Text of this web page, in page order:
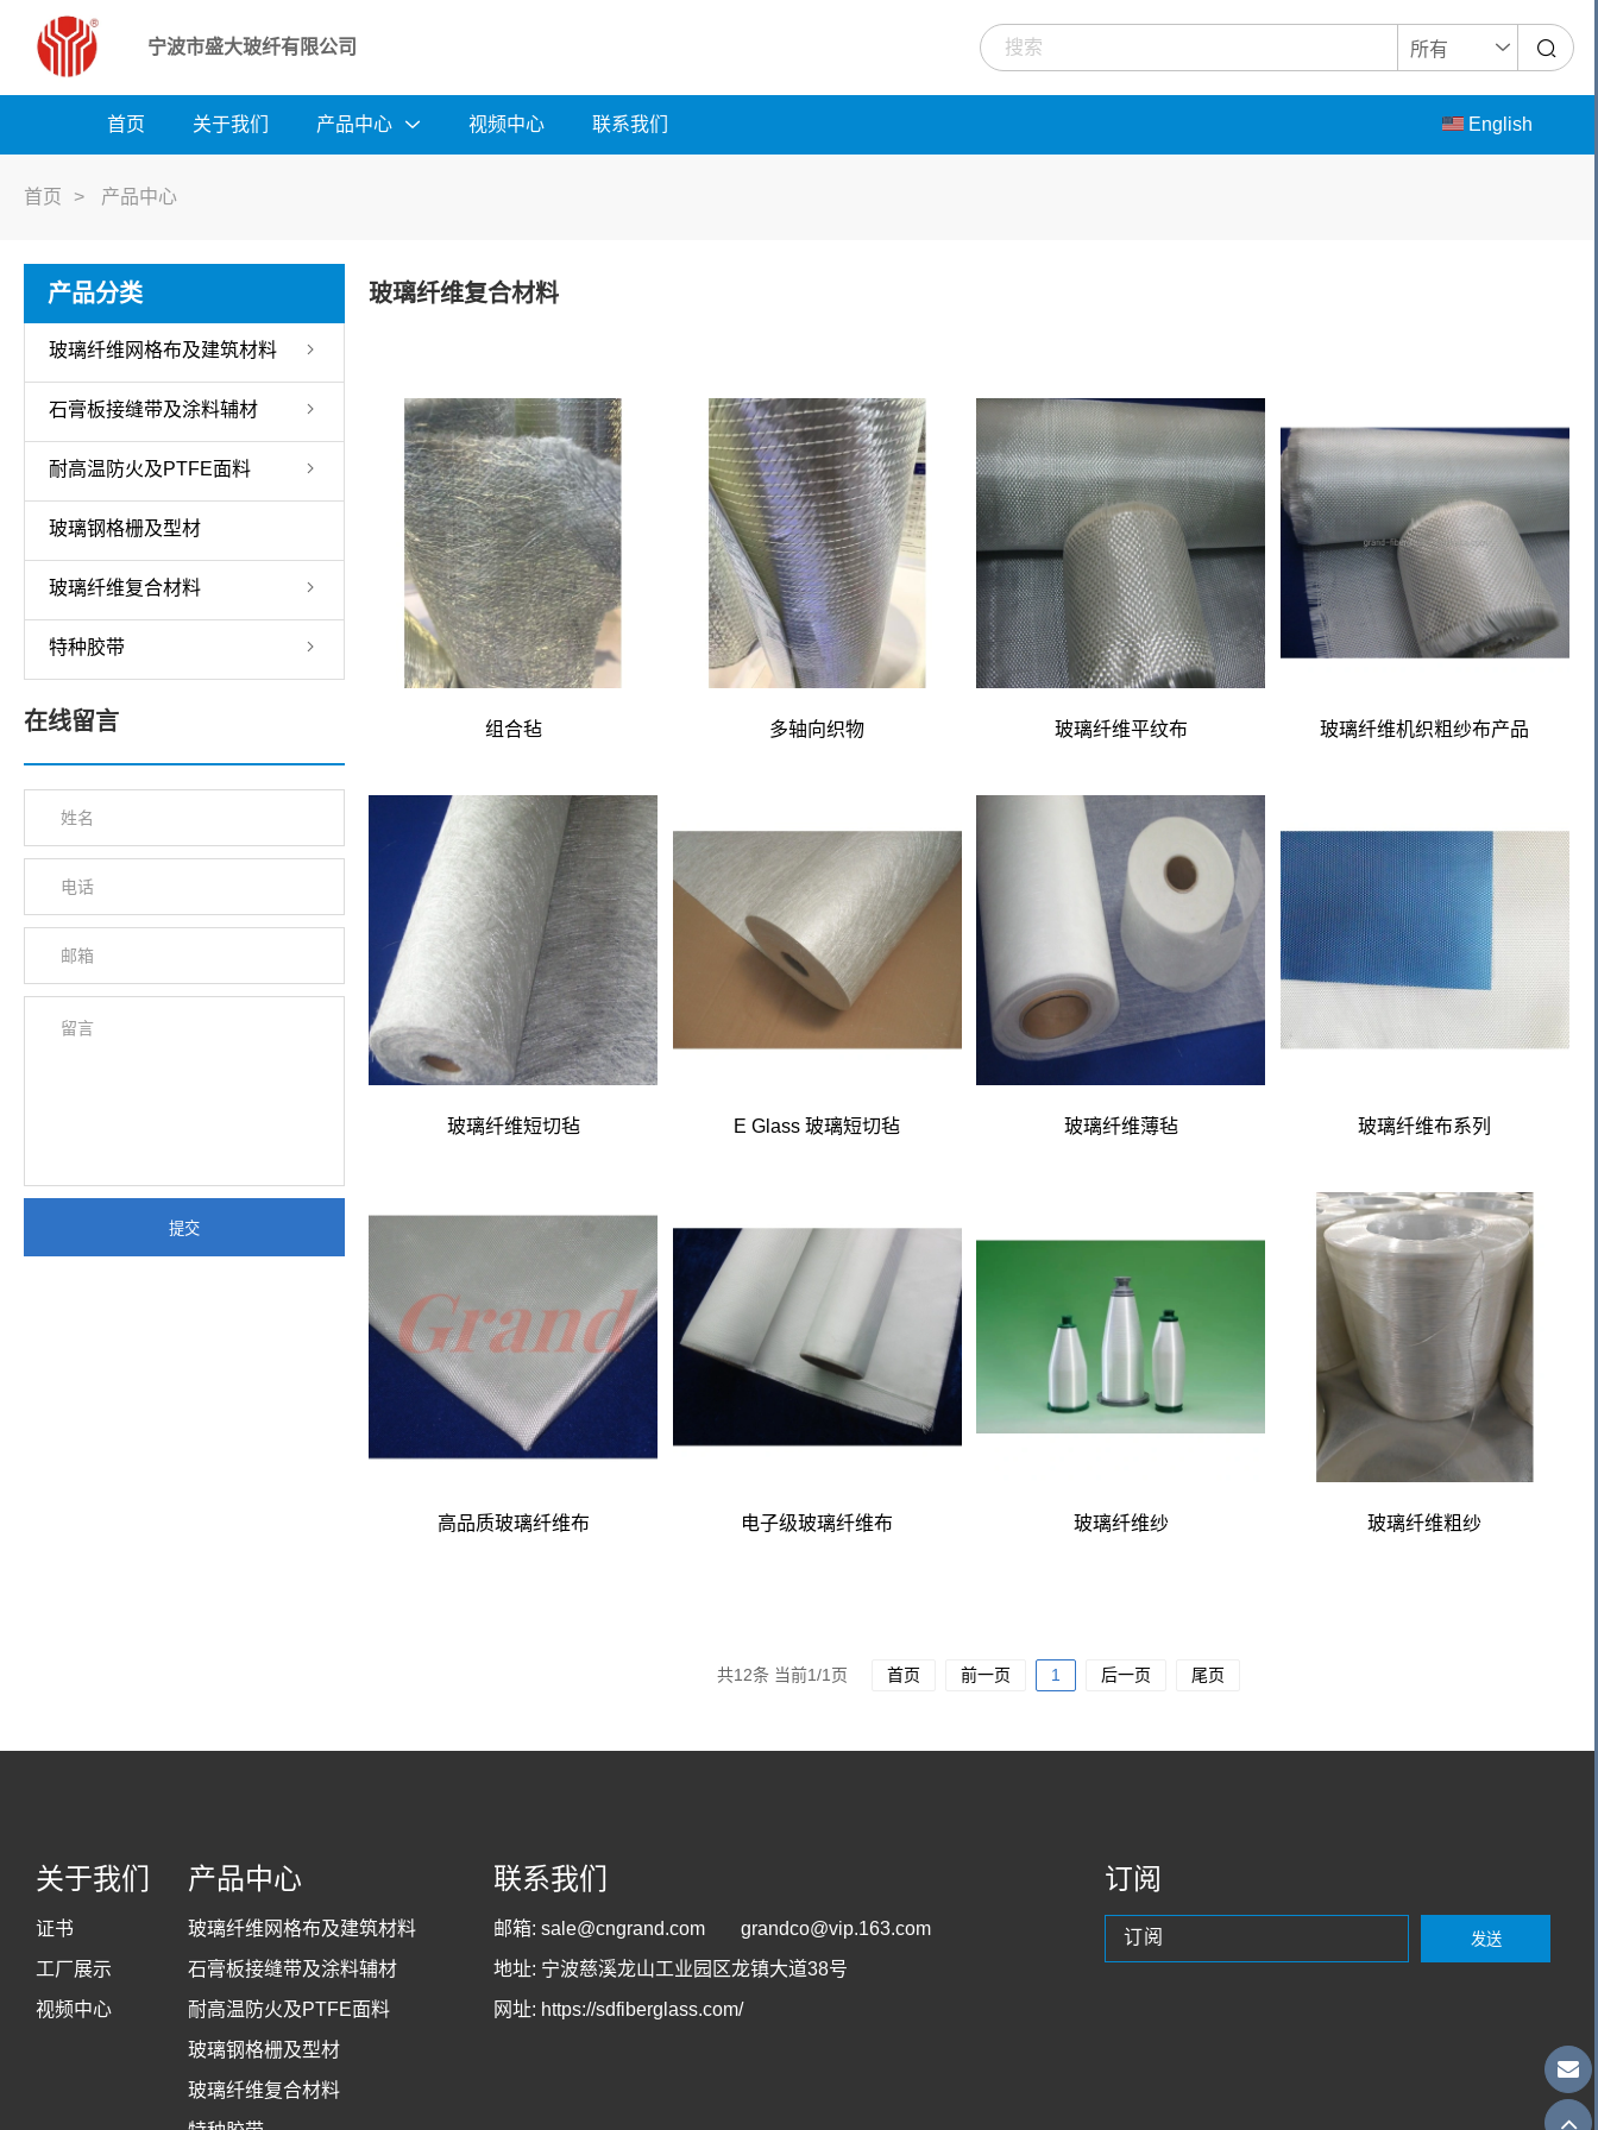
宁波市盛大玻纤有限公司
首页 关于我们 产品中心 视频中心 联系我们 English
首页 > 产品中心
产品分类
玻璃纤维网格布及建筑材料
石膏板接缝带及涂料辅材
耐高温防火及PTFE面料
玻璃钢格栅及型材
玻璃纤维复合材料
特种胶带
在线留言
提交
玻璃纤维复合材料
组合毡 多轴向织物 玻璃纤维平纹布 玻璃纤维机织粗纱布产品
玻璃纤维短切毡 E Glass 玻璃短切毡 玻璃纤维薄毡 玻璃纤维布系列
高品质玻璃纤维布 电子级玻璃纤维布 玻璃纤维纱 玻璃纤维粗纱
共12条 当前1/1页 首页 前一页 1 后一页 尾页
关于我们
证书
工厂展示
视频中心
产品中心
玻璃纤维网格布及建筑材料
石膏板接缝带及涂料辅材
耐高温防火及PTFE面料
玻璃钢格栅及型材
玻璃纤维复合材料
联系我们
邮箱:sale@cngrand.com
grandco@vip.163.com
地址: 宁波慈溪龙山工业园区龙镇大道38号
网址: https://sdfiberglass.com/
订阅
发送